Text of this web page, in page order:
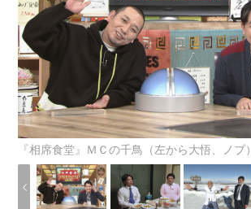
『相席食堂』ＭＣの千鳥（左から大悟、ノ